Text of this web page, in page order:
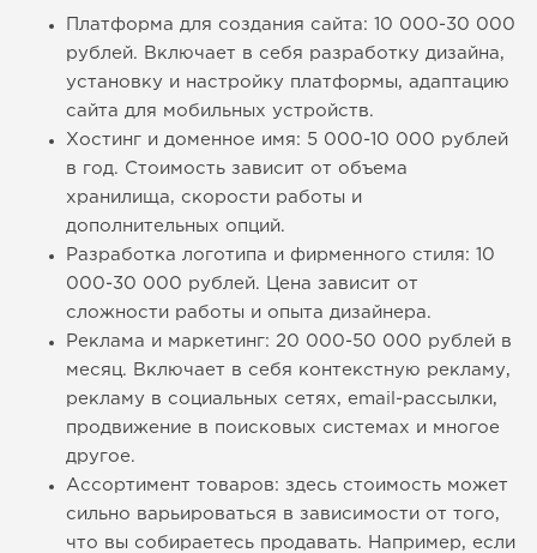
Платформа для создания сайта: 10 000-30 000
рублей. Включает в себя разработку дизайна,
установку и настройку платформы, адаптацию
сайта для мобильных устройств.
Хостинг и доменное имя: 5 000-10 000 рублей
в год. Стоимость зависит от объема
хранилища, скорости работы и
дополнительных опций.
Разработка логотипа и фирменного стиля: 10
000-30 000 рублей. Цена зависит от
сложности работы и опыта дизайнера.
Реклама и маркетинг: 20 000-50 000 рублей в
месяц. Включает в себя контекстную рекламу,
рекламу в социальных сетях, email-рассылки,
продвижение в поисковых системах и многое
другое.
Ассортимент товаров: здесь стоимость может
сильно варьироваться в зависимости от того,
что вы собираетесь продавать. Например, если